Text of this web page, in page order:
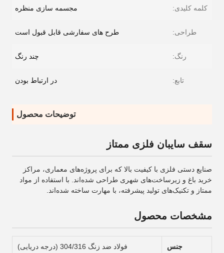
کلمه کلیدی: مجسمه سازی منظره
طراحی: طرح های سفارشی قابل قبول است
رنگ: چند رنگ
تابع: در ارتباط بودن
توضیحات محصول
سقف سایبان فلزی ممتاز
صنایع دستی فلزی با کیفیت بالا که برای پروژه‌های معماری، مراکز
خرید باغ و زیرساخت‌های شهری طراحی شده‌اند. با استفاده از مواد
ممتاز و تکنیک‌های تولید پیشرفته، با مهارت ساخته شده‌اند.
مشخصات محصول
جنس فولاد ضد زنگ 304/316 (درجه دریایی)